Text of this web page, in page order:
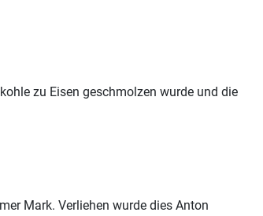
zu Eisen geschmolzen wurde und die
Mark. Verliehen wurde dies Anton